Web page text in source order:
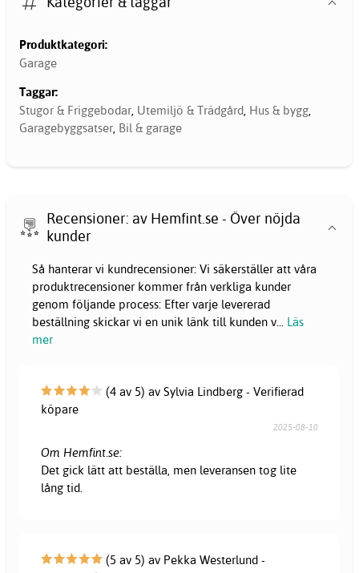
Produktkategori:
Garage
Taggar:
Stugor & Friggebodar, Utemiljö & Trädgård, Hus & bygg,
Garagebyggsatser, Bil & garage
Recensioner: av Hemfint.se - Över nöjda
kunder
Så hanterar vi kundrecensioner: Vi säkerställer att våra
produktrecensioner kommer från verkliga kunder
genom följande process: Efter varje levererad
beställning skickar vi en unik länk till kunden v... Läs
mer
(4 av 5) av Sylvia Lindberg - Verifierad
köpare
2025-08-10
Om Hemfint.se:
Det gick lätt att beställa, men leveransen tog lite
lång tid.
(5 av 5) av Pekka Westerlund -